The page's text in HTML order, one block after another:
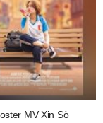
MV Xịn Sò